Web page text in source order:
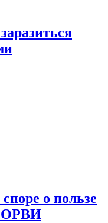
о пользе
ОРВИ